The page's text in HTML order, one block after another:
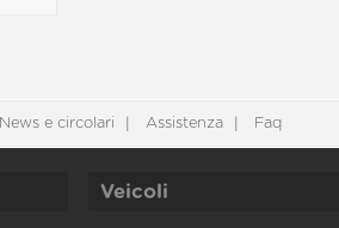
News e circolari Assistenza Faq
Veicoli